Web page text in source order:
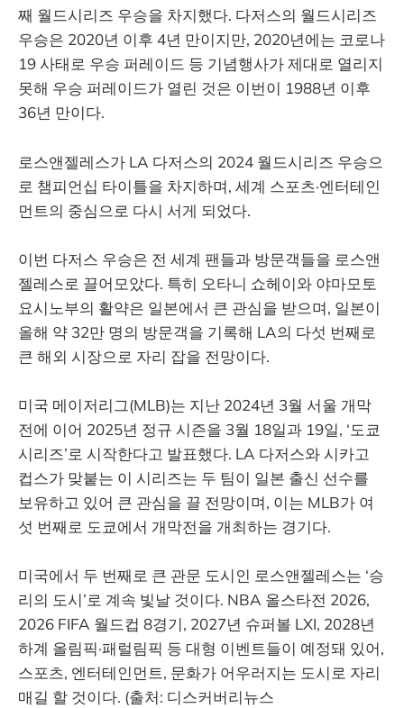
째 월드시리즈 우승을 차지했다. 다저스의 월드시리즈
우승은 2020년 이후 4년 만이지만, 2020년에는 코로나
19 사태로 우승 퍼레이드 등 기념행사가 제대로 열리지
못해 우승 퍼레이드가 열린 것은 이번이 1988년 이후
36년 만이다.
로스앤젤레스가 LA 다저스의 2024 월드시리즈 우승으
로 챔피언십 타이틀을 차지하며, 세계 스포츠·엔터테인
먼트의 중심으로 다시 서게 되었다.
이번 다저스 우승은 전 세계 팬들과 방문객들을 로스앤
젤레스로 끌어모았다. 특히 오타니 쇼헤이와 야마모토
요시노부의 활약은 일본에서 큰 관심을 받으며, 일본이
올해 약 32만 명의 방문객을 기록해 LA의 다섯 번째로
큰 해외 시장으로 자리 잡을 전망이다.
미국 메이저리그(MLB)는 지난 2024년 3월 서울 개막
전에 이어 2025년 정규 시즌을 3월 18일과 19일, ‘도쿄
시리즈’로 시작한다고 발표했다. LA 다저스와 시카고
컵스가 맞붙는 이 시리즈는 두 팀이 일본 출신 선수를
보유하고 있어 큰 관심을 끌 전망이며, 이는 MLB가 여
섯 번째로 도쿄에서 개막전을 개최하는 경기다.
미국에서 두 번째로 큰 관문 도시인 로스앤젤레스는 ‘승
리의 도시’로 계속 빛날 것이다. NBA 올스타전 2026,
2026 FIFA 월드컵 8경기, 2027년 슈퍼볼 LXI, 2028년
하계 올림픽·패럴림픽 등 대형 이벤트들이 예정돼 있어,
스포츠, 엔터테인먼트, 문화가 어우러지는 도시로 자리
매길 할 것이다. (출처: 디스커버리뉴스